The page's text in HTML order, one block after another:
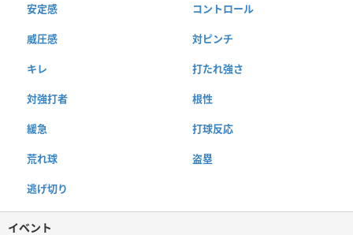
安定感 コントロール
威圧感 対ピンチ
キレ 打たれ強さ
対強打者 根性
緩急 打球反応
荒れ球 盗塁
逃げ切り
イベント